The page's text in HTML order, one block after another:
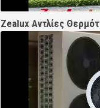
Zealux Αντλίες